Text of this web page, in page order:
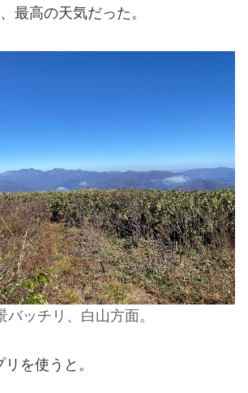
最高の天気だった。
バッチリ、白山方面。
を使うと。